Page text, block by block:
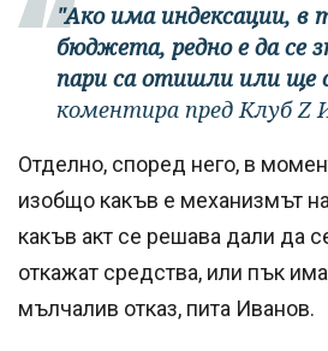
"Ако има индексации, в
бюджета, редно е да се
пари са отишли или ще
коментира пред Клуб Z
Отделно, според него, в
изобщо какъв е механизмът
какъв акт се решава дали да
откажат средства, или пък
мълчалив отказ, пита Иванов.